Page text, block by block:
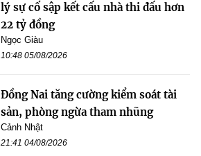
lý sự cố sập kết cấu nhà thi đấu hơn
22 tỷ đồng
Ngọc Giàu
10:48 05/08/2026
Đồng Nai tăng cường kiểm soát tài
sản, phòng ngừa tham nhũng
Cảnh Nhật
21:41 04/08/2026